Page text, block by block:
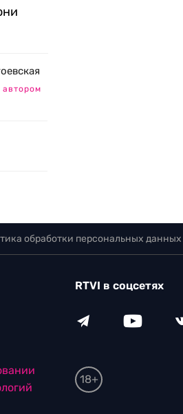
автором
обработки персональных данных
RTVI в соцсетях
18+